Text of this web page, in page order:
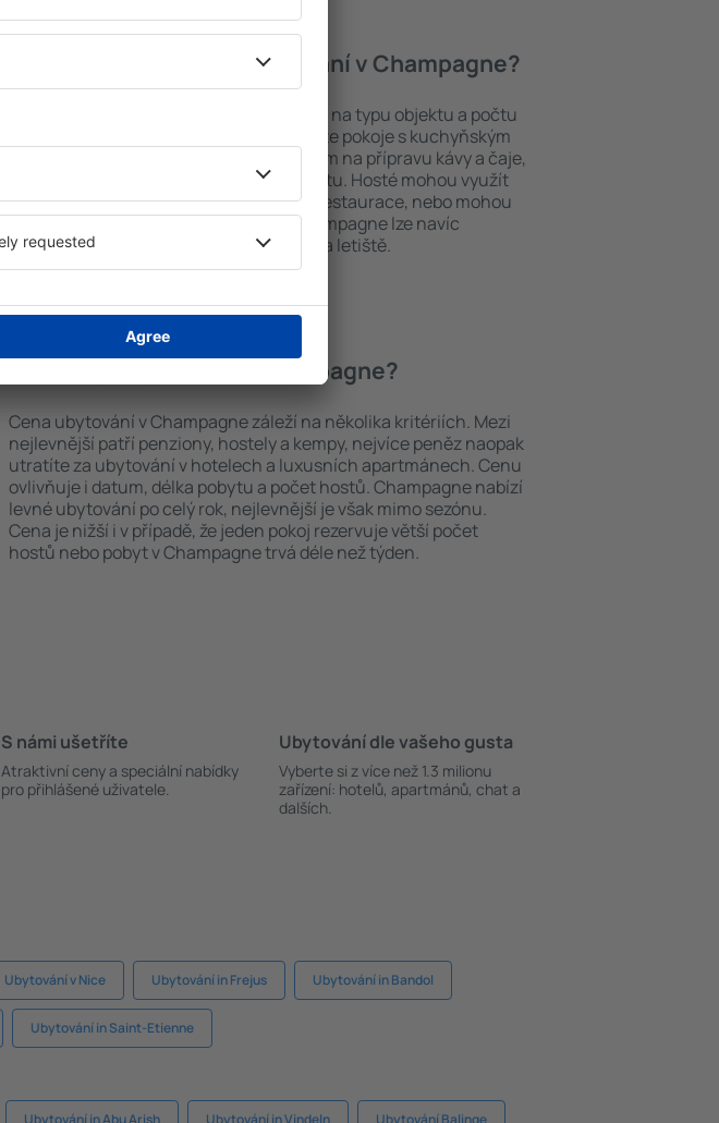
Jaké vybavení nabízí ubytování v Champagne?
Vybavení ubytování v Champagne záleží na typu objektu a počtu
hvězdiček. V dostupných místech najdete pokoje s kuchyňským
koutem, balkonem, klimatizací, přístrojem na přípravu kávy a čaje,
sadou ručníků nebo přístupem k internetu. Hosté mohou využít
bezplatné parkování, objednat si jídla z restaurace, nebo mohou
zvolit hotel s bazénem. Ubytování v Champagne lze navíc
rezervovat se službou přepravy z nebo na letiště.
Kolik stojí ubytování v Champagne?
Cena ubytování v Champagne záleží na několika kritériích. Mezi
nejlevnější patří penziony, hostely a kempy, nejvíce peněz naopak
utratíte za ubytování v hotelech a luxusních apartmánech. Cenu
ovlivňuje i datum, délka pobytu a počet hostů. Champagne nabízí
levné ubytování po celý rok, nejlevnější je však mimo sezónu.
Cena je nižší i v případě, že jeden pokoj rezervuje větší počet
hostů nebo pobyt v Champagne trvá déle než týden.
S námi ušetříte
Atraktivní ceny a speciální nabídky
pro přihlášené uživatele.
Ubytování dle vašeho gusta
Vyberte si z více než 1.3 milionu
zařízení: hotelů, apartmánů, chat a
dalších.
Ubytování v Nice Ubytování in Frejus Ubytování in Bandol
Ubytování in Saint-Etienne
Ubytování in Abu Arish Ubytování in Vindeln Ubytování Balinge